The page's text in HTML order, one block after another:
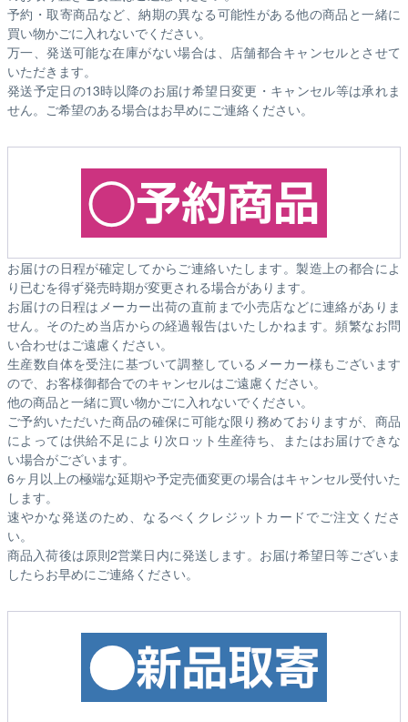
予約・取寄商品など、納期の異なる可能性がある他の商品と一緒に
買い物かごに入れないでください。
万一、発送可能な在庫がない場合は、店舗都合キャンセルとさせて
いただきます。
発送予定日の13時以降のお届け希望日変更・キャンセル等は承れま
せん。ご希望のある場合はお早めにご連絡ください。
お届けの日程が確定してからご連絡いたします。製造上の都合によ
り已むを得ず発売時期が変更される場合があります。
お届けの日程はメーカー出荷の直前まで小売店などに連絡がありま
せん。そのため当店からの経過報告はいたしかねます。頻繁なお問
い合わせはご遠慮ください。
生産数自体を受注に基づいて調整しているメーカー様もございます
ので、お客様御都合でのキャンセルはご遠慮ください。
他の商品と一緒に買い物かごに入れないでください。
ご予約いただいた商品の確保に可能な限り務めておりますが、商品
によっては供給不足により次ロット生産待ち、またはお届けできな
い場合がございます。
6ヶ月以上の極端な延期や予定売価変更の場合はキャンセル受付いた
します。
速やかな発送のため、なるべくクレジットカードでご注文くださ
い。
商品入荷後は原則2営業日内に発送します。お届け希望日等ございま
したらお早めにご連絡ください。